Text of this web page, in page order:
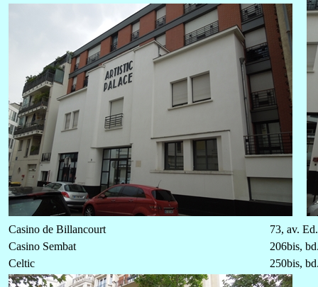
Casino de Billancourt
73, av.
Casino Sembat
206bis,
Celtic
250bis,